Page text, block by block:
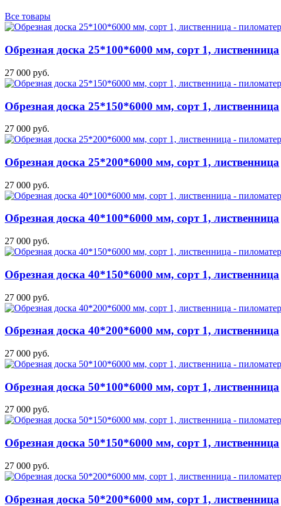
Все товары
Обрезная доска 25*100*6000 мм, сорт 1, лиственница
27 000 руб.
Обрезная доска 25*150*6000 мм, сорт 1, лиственница
27 000 руб.
Обрезная доска 25*200*6000 мм, сорт 1, лиственница
27 000 руб.
Обрезная доска 40*100*6000 мм, сорт 1, лиственница
27 000 руб.
Обрезная доска 40*150*6000 мм, сорт 1, лиственница
27 000 руб.
Обрезная доска 40*200*6000 мм, сорт 1, лиственница
27 000 руб.
Обрезная доска 50*100*6000 мм, сорт 1, лиственница
27 000 руб.
Обрезная доска 50*150*6000 мм, сорт 1, лиственница
27 000 руб.
Обрезная доска 50*200*6000 мм, сорт 1, лиственница